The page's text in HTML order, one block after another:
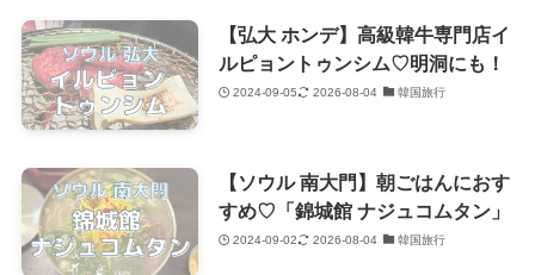
【弘大 ホンデ】高級韓牛専門店イ
ルピョントゥンシム♡明洞にも！
2024-09-05 2026-08-04 韓国旅行
【ソウル 南大門】朝ごはんにおす
すめ♡「錦城館 ナジュコムタン」
2024-09-02 2026-08-04 韓国旅行